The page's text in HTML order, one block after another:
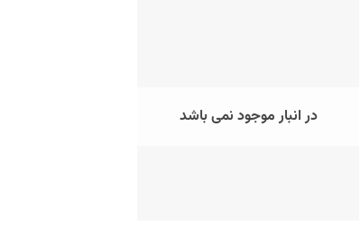
در انبار موجود نمی باشد